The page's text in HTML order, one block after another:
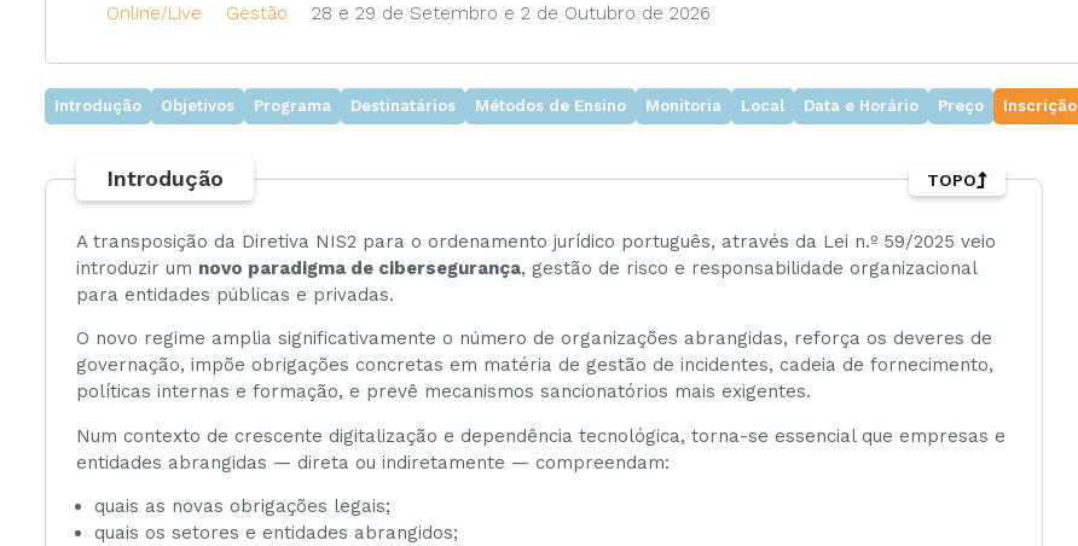
Manutenção
Ambiente
Online/Live
Gestão
28 e 29 de Setembro e 2 de Outubro de 2026
Introdução Objetivos Programa Destinatários Métodos de Ensino Monitoria Local Data e Horário Preço Inscrição
Introdução
A transposição da Diretiva NIS2 para o ordenamento jurídico português, através da Lei n.º 59/2025 veio
introduzir um novo paradigma de cibersegurança, gestão de risco e responsabilidade organizacional
para entidades públicas e privadas.
O novo regime amplia significativamente o número de organizações abrangidas, reforça os deveres de
governação, impõe obrigações concretas em matéria de gestão de incidentes, cadeia de fornecimento,
políticas internas e formação, e prevê mecanismos sancionatórios mais exigentes.
Num contexto de crescente digitalização e dependência tecnológica, torna-se essencial que empresas e
entidades abrangidas — direta ou indiretamente — compreendam:
quais as novas obrigações legais;
quais os setores e entidades abrangidos;
TOPO